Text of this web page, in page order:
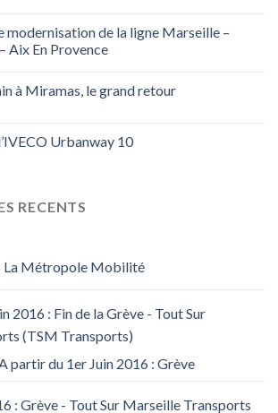
modernisation de la ligne Marseille –
Aix En Provence
à Miramas, le grand retour
Urbanway 10
RECENTS
La Métropole Mobilité
2016 : Fin de la Grève - Tout Sur
(TSM Transports)
partir du 1er Juin 2016 : Grève
: Grève - Tout Sur Marseille Transports